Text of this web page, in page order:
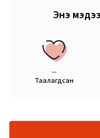
Энэ
...
Таалагдсан